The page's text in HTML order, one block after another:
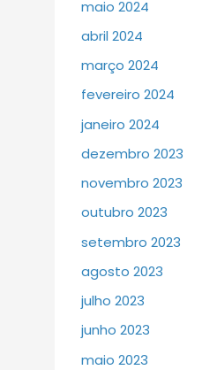
maio 2024
abril 2024
março 2024
fevereiro 2024
janeiro 2024
dezembro 2023
novembro 2023
outubro 2023
setembro 2023
agosto 2023
julho 2023
junho 2023
maio 2023